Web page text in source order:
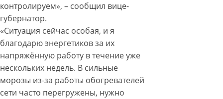
контролируем», – сообщил вице-
губернатор.
«Ситуация сейчас особая, и я
благодарю энергетиков за их
напряжённую работу в течение уже
нескольких недель. В сильные
морозы из-за работы обогревателей
сети часто перегружены, нужно